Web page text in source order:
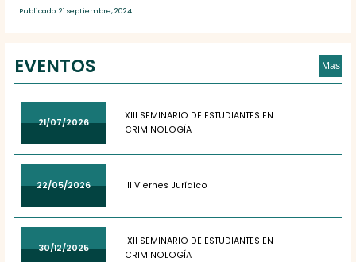
Publicado: 21 septiembre, 2024
EVENTOS Mas
21/07/2026
XIII SEMINARIO DE ESTUDIANTES EN
CRIMINOLOGÍA
22/05/2026 III Viernes Jurídico
30/12/2025
XII SEMINARIO DE ESTUDIANTES EN
CRIMINOLOGÍA